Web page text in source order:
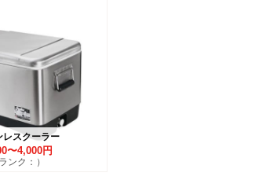
レスクーラー
〜4,000円
ランク：）